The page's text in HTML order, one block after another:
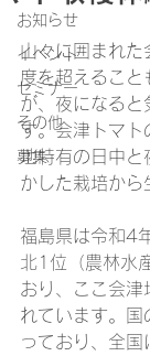
お知らせ
イベント
セミナー
その他
募集
山々に囲まれ
度を超えること
が、夜になると
す。会津トマト
地特有の日中と
かした栽培から
福島県は令和4
北1位（農林水
おり、ここ会津
れています。国
っており、全国